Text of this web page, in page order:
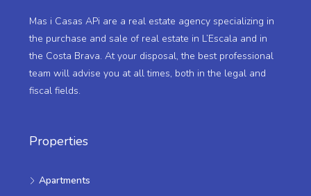
Mas i Casas APi are a real estate agency specializing in
the purchase and sale of real estate in L’Escala and in
the Costa Brava. At your disposal, the best professional
team will advise you at all times, both in the legal and
fiscal fields.
Properties
Apartments